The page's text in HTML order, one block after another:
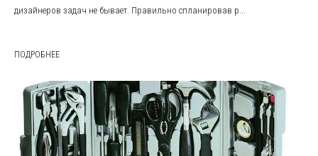
дизайнеров задач не бывает. Правильно спланировав р...
ПОДРОБНЕЕ